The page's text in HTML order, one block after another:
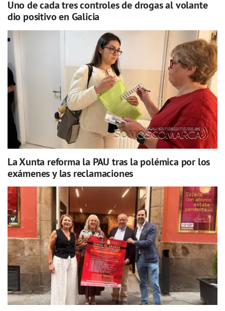
Uno de cada tres controles de drogas al volante
dio positivo en Galicia
La Xunta reforma la PAU tras la polémica por los
exámenes y las reclamaciones